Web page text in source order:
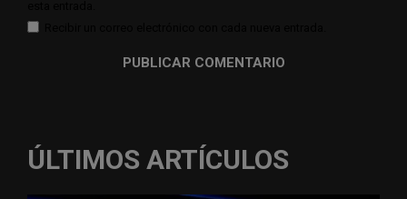
ÚLTIMOS ARTÍCULOS